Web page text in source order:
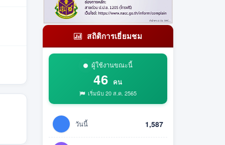
สถิติการเยี่ยมชม
ผู้ใช้งานขณะนี้
46 คน
เริ่มนับ 20 ส.ค. 2565
วันนี้ 1,587